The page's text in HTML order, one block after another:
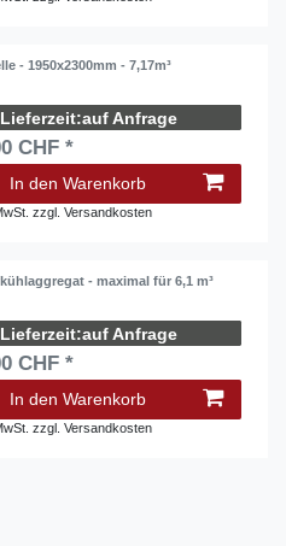
- 1950x2300mm - 7,17m³
auf Anfrage
CHF *
In den Warenkorb
zzgl.Versandkosten
- maximal für 6,1 m³
auf Anfrage
CHF *
In den Warenkorb
zzgl.Versandkosten